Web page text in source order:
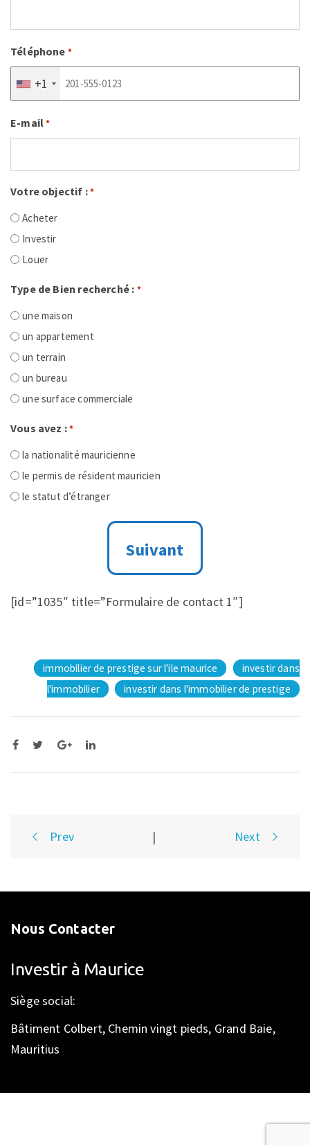
Téléphone *
+1
E-mail*
Votre objectif :*
Acheter
Investir
Louer
Type de Bien recherché : *
une maison
un appartement
un terrain
un bureau
une surface commerciale
Vous avez :*
la nationalité mauricienne
le permis de résident mauricien
le statut d’étranger
[id=”1035″ title=”Formulaire de contact 1″]
immobilier de prestige sur l'ile maurice
investir dans
l'immobilier
investir dans l'immobilier de prestige
PostPrev | Next
Nous Contacter
Investir à Maurice
Siège social:
Bâtiment Colbert, Chemin vingt pieds, Grand Baie,
Mauritius